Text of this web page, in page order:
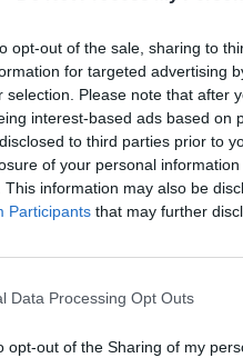
opt-out of the sale, sharing to
for targeted advertising
selection. Please note that after
interest-based ads based on
to third parties prior to
of your personal
This information may also be
Participants that may further
Data Processing Opt Outs
opt-out of the Sharing of my
Απαραίτητα
Πτυχίο ή
Γνώση μανικιούρ -
Γνώση τοποθέτησης
Nail art (επιθυμητό),
Επιμήκυνση με φόρμα
Επικοινωνιακές
Ομαδικό πνεύμα